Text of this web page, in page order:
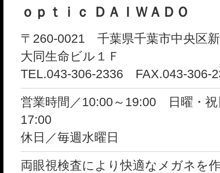
ｏｐｔｉｃ ＤＡＩＷＡＤＯ
〒260-0021 千葉県千葉市中央区
大同生命ビル１Ｆ
TEL.043-306-2336 FAX.043-306-
営業時間／10:00～19:00 日曜・祝
17:00
休日／毎週水曜日
両眼視検査により快適なメガネを